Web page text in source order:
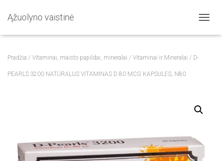
Ąžuolyno vaistinė
O
O
Pradžia / Vitaminai, maisto papildai, mineralai / Vitaminai ir Mineralai / D-
PEARLS 3200 NATŪRALUS VITAMINAS D 80 MCG KAPSULĖS, N80